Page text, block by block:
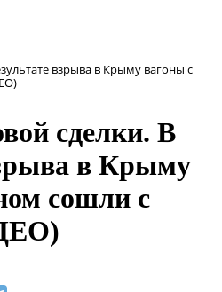
взрыва в Крыму вагоны с
сделки. В
в Крыму
сошли с